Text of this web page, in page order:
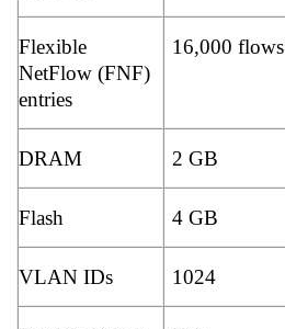
Flexible
NetFlow (FNF)
entries
16,000 flows
DRAM 2 GB
Flash 4 GB
VLAN IDs 1024